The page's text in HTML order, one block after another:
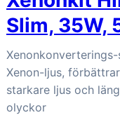
Slim, 35W,
Xenon-ljus,
starkare ljus och
olyckor